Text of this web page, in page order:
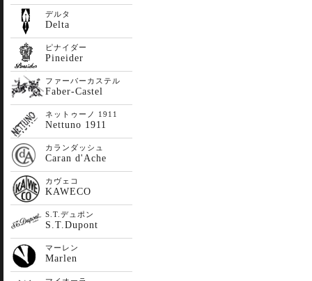
デルタ
Delta
ピナイダー
Pineider
ファーバーカステル
Faber-Castel
ネットゥーノ 1911
Nettuno 1911
カランダッシュ
Caran d'Ache
カヴェコ
KAWECO
S.T.デュポン
S.T.Dupont
マーレン
Marlen